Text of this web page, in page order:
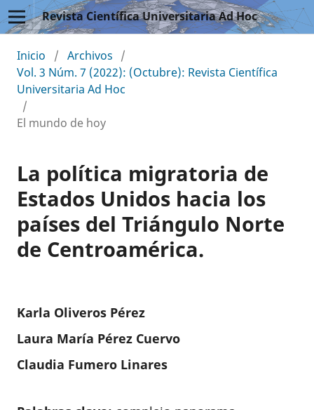
Revista Científica Universitaria Ad Hoc
Inicio / Archivos /
Vol. 3 Núm. 7 (2022): (Octubre): Revista Científica
Universitaria Ad Hoc
/
El mundo de hoy
La política migratoria de
Estados Unidos hacia los
países del Triángulo Norte
de Centroamérica.
Karla Oliveros Pérez
Laura María Pérez Cuervo
Claudia Fumero Linares